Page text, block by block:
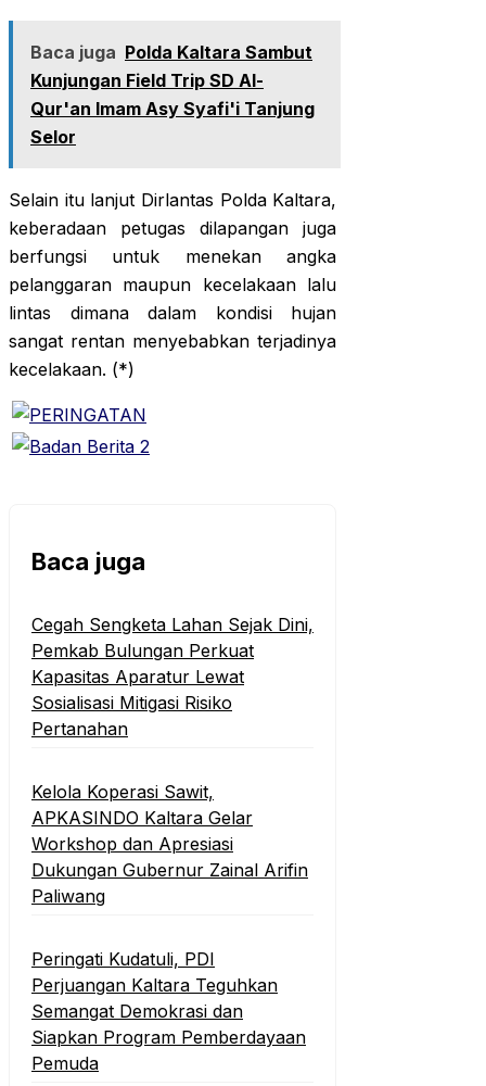
Baca juga Polda Kaltara Sambut
Kunjungan Field Trip SD Al-
Qur'an Imam Asy Syafi'i Tanjung
Selor
Selain itu lanjut Dirlantas Polda Kaltara,
keberadaan petugas dilapangan juga
berfungsi untuk menekan angka
pelanggaran maupun kecelakaan lalu
lintas dimana dalam kondisi hujan
sangat rentan menyebabkan terjadinya
kecelakaan. (*)
Baca juga
Cegah Sengketa Lahan Sejak Dini,
Pemkab Bulungan Perkuat
Kapasitas Aparatur Lewat
Sosialisasi Mitigasi Risiko
Pertanahan
Kelola Koperasi Sawit,
APKASINDO Kaltara Gelar
Workshop dan Apresiasi
Dukungan Gubernur Zainal Arifin
Paliwang
Peringati Kudatuli, PDI
Perjuangan Kaltara Teguhkan
Semangat Demokrasi dan
Siapkan Program Pemberdayaan
Pemuda